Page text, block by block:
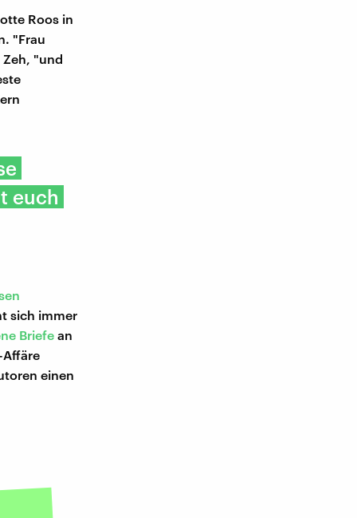
Roos in
"Frau
Zeh, "und
euch
sich immer
Briefe an
Affäre
einen